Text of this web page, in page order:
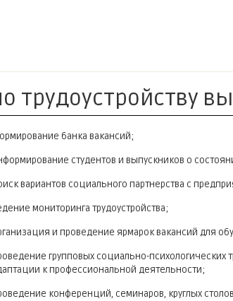
трудоустройству
банка вакансий;
студентов и выпускников о
вариантов социального партнерства с
мониторинга трудоустройства;
и проведение ярмарок вакансий для
групповых социально-психологических
к профессиональной деятельности;
конференций, семинаров, круглых